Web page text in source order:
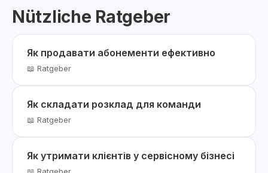
Nützliche Ratgeber
Як продавати абонементи ефективно
📖 Ratgeber
Як складати розклад для команди
📖 Ratgeber
Як утримати клієнтів у сервісному бізнесі